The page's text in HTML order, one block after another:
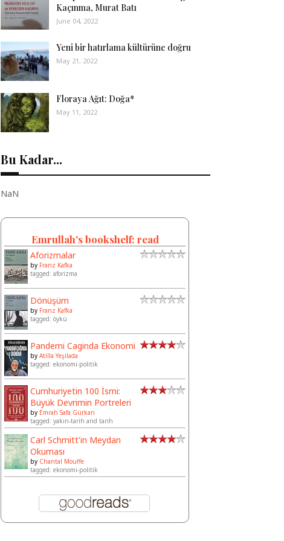
Kaçınma, Murat Batı
June 04, 2022
Yeni bir hatırlama kültürüne doğru
May 21, 2022
Floraya Ağıt: Doğa*
May 11, 2022
Bu Kadar...
NaN
Emrullah's bookshelf: read
Aforizmalar
by Franz Kafka
tagged: aforizma
Dönüşüm
by Franz Kafka
tagged: öykü
Pandemi Caginda Ekonomi
byAtilla Yeşilada
tagged: ekonomi-politik
Cumhuriyetin 100 İsmi:
Büyük Devrimin Portreleri
by Emrah Safa Gürkan
tagged: yakın-tarih and tarih
Carl Schmitt'in Meydan
Okuması
by Chantal Mouffe
tagged: ekonomi-politik